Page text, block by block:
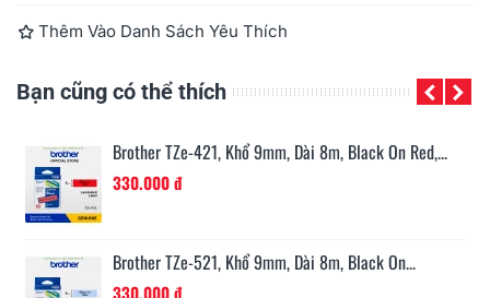
Thêm Vào Danh Sách Yêu Thích
Bạn cũng có thể thích
Brother TZe-421, Khổ 9mm, Dài 8m, Black On Red,...
330.000 đ
Brother TZe-521, Khổ 9mm, Dài 8m, Black On...
330.000 đ